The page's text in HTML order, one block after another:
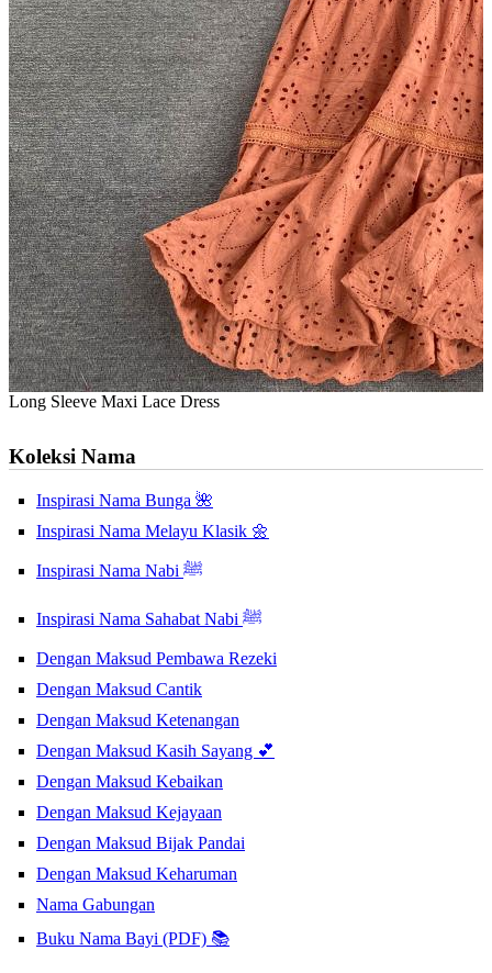
Long Sleeve Maxi Lace Dress
Koleksi Nama
Inspirasi Nama Bunga 🌺
Inspirasi Nama Melayu Klasik 🌼
Inspirasi Nama Nabi ﷺ
Inspirasi Nama Sahabat Nabi ﷺ
Dengan Maksud Pembawa Rezeki
Dengan Maksud Cantik
Dengan Maksud Ketenangan
Dengan Maksud Kasih Sayang 💕
Dengan Maksud Kebaikan
Dengan Maksud Kejayaan
Dengan Maksud Bijak Pandai
Dengan Maksud Keharuman
Nama Gabungan
Buku Nama Bayi (PDF) 📚